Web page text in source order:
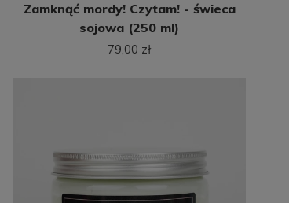
Zamknąć mordy! Czytam! - świeca
sojowa (250 ml)
79,00 zł